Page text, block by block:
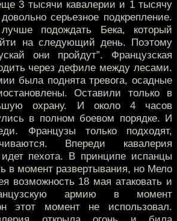
3 тысячи кавалерии и 1 тысячу
серьезное подкрепление.
подождать Бека, который
на следующий день. Поэтому
они пройдут”. Французская
через дефиле между лесами.
была поднята тревога, осадные
Оставили только в
охрану. И около 4 часов
в полном боевом порядке. И
Французы только подходят,
Впереди кавалерия
пехота. В принципе испанцы
в момент развертывания, но Мело
возможность 18 мая атаковать и
армию в момент
этот момент не использовал.